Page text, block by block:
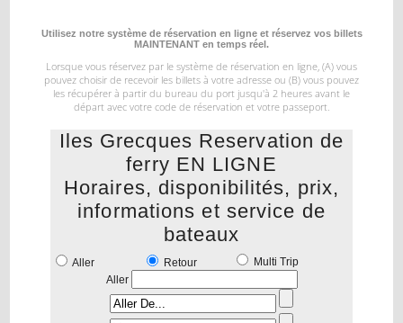
Utilisez notre système de réservation en ligne et réservez vos billets
MAINTENANT en temps réel.
Lorsque vous réservez par le système de réservation en ligne, (A) vous
pouvez choisir de recevoir les billets à votre adresse ou (B) vous pouvez
les récupérer à partir du bureau du port jusqu'à 2 heures avant le
départ avec votre code de réservation et votre passeport.
Iles Grecques Reservation de
ferry EN LIGNE
Horaires, disponibilités, prix,
informations et service de
bateaux
Aller Retour
Multi Trip
Aller